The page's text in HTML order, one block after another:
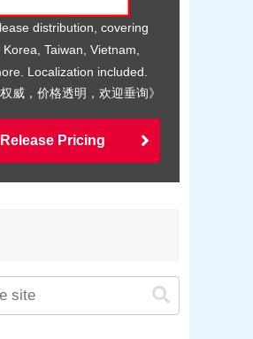
distribution, covering
Taiwan, Vietnam,
Localization included.
威，价格透明，欢迎垂询》
Pricing